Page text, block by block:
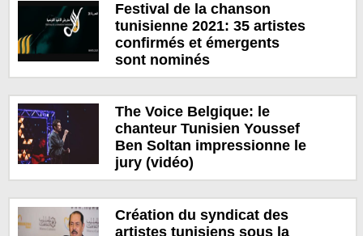
Festival de la chanson
tunisienne 2021: 35 artistes
confirmés et émergents
sont nominés
The Voice Belgique: le
chanteur Tunisien Youssef
Ben Soltan impressionne le
jury (vidéo)
Création du syndicat des
artistes tunisiens sous la